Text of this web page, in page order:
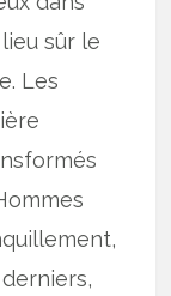
sûr le
Les